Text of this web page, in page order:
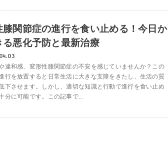
膝関節症の進行を食い止める！今日か
る悪化予防と最新治療
違和感、変形性膝関節症の不安を感じていませんか？この
行を放置すると日常生活に大きな支障をきたし、生活の質
下させます。しかし、適切な知識と行動で進行を食い止め
分に可能です。この記事で...